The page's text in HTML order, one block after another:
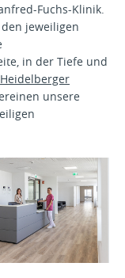
Fuchs-Klinik.
jeweiligen
in der Tiefe und
Heidelberger
unsere